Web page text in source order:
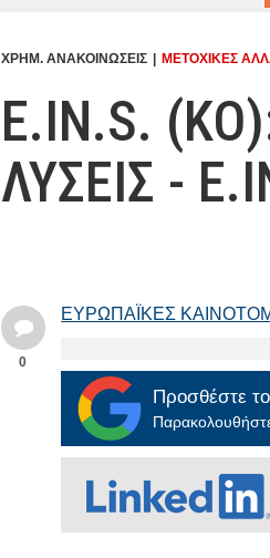
ΧΡΗΜ. ΑΝΑΚΟΙΝΩΣΕΙΣ ΜΕΤΟΧΙΚΕΣ
E.IN.S.
ΛΥΣΕΙΣ -
0
ΕΥΡΩΠΑΪΚΕΣ
Προσθέστε το